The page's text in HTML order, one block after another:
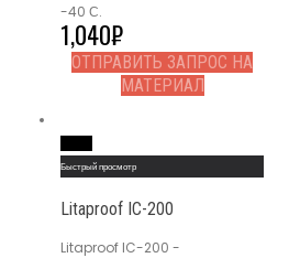
-40 С.
1,040₽
ОТПРАВИТЬ ЗАПРОС НА
МАТЕРИАЛ
Быстрый просмотр
Litaproof IC-200
Litaproof IC-200 -